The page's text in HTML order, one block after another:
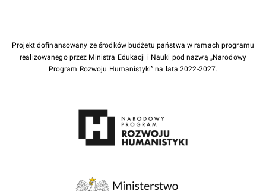
Projekt dofinansowany ze środków budżetu państwa w ramach programu
realizowanego przez Ministra Edukacji i Nauki pod nazwą „Narodowy
Program Rozwoju Humanistyki” na lata 2022-2027.